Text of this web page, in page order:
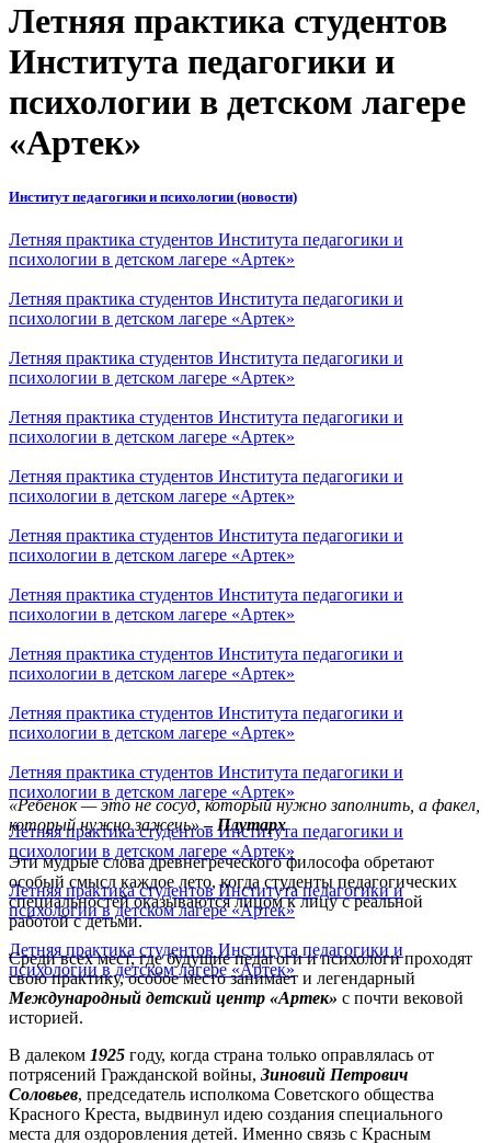
Летняя практика студентов
Института педагогики и
психологии в детском лагере
«Артек»
Институт педагогики и психологии (новости)
Летняя практика студентов Института педагогики и
психологии в детском лагере «Артек»
Летняя практика студентов Института педагогики и
психологии в детском лагере «Артек»
Летняя практика студентов Института педагогики и
психологии в детском лагере «Артек»
Летняя практика студентов Института педагогики и
психологии в детском лагере «Артек»
Летняя практика студентов Института педагогики и
психологии в детском лагере «Артек»
Летняя практика студентов Института педагогики и
психологии в детском лагере «Артек»
Летняя практика студентов Института педагогики и
психологии в детском лагере «Артек»
Летняя практика студентов Института педагогики и
психологии в детском лагере «Артек»
Летняя практика студентов Института педагогики и
психологии в детском лагере «Артек»
Летняя практика студентов Института педагогики и
психологии в детском лагере «Артек»
Летняя практика студентов Института педагогики и
психологии в детском лагере «Артек»
Летняя практика студентов Института педагогики и
психологии в детском лагере «Артек»
Летняя практика студентов Института педагогики и
психологии в детском лагере «Артек»
«Ребенок — это не сосуд, который нужно заполнить, а факел,
который нужно зажечь»–Плутарх
Эти мудрые слова древнегреческого философа обретают
особый смысл каждое лето, когда студенты педагогических
специальностей оказываются лицом к лицу с реальной
работой с детьми.
Среди всех мест, где будущие педагоги и психологи проходят
свою практику, особое место занимает и легендарный
Международный детский центр «Артек» с почти вековой
историей.
В далеком 1925 году, когда страна только оправлялась от
потрясений Гражданской войны, Зиновий Петрович
Соловьев, председатель исполкома Советского общества
Красного Креста, выдвинул идею создания специального
места для оздоровления детей. Именно связь с Красным